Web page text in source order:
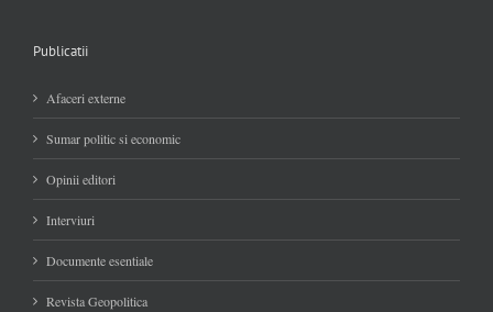
Publicatii
Afaceri externe
Sumar politic si economic
Opinii editori
Interviuri
Documente esentiale
Revista Geopolitica